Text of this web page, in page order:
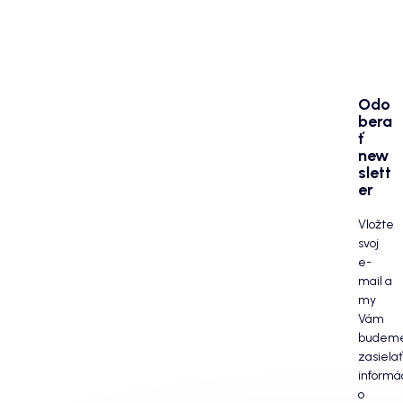
Odo
bera
ť
new
slett
er
Vložte
svoj
e-
mail a
my
Vám
zasielať
o